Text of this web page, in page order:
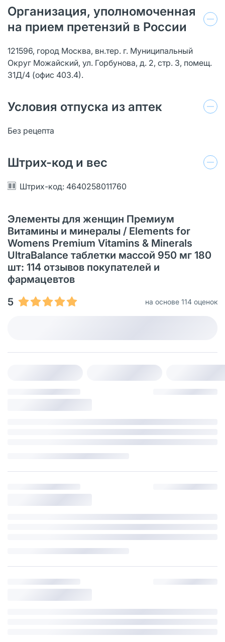
Организация, уполномоченная
на прием претензий в России
121596, город Москва, вн.тер. г. Муниципальный
Округ Можайский, ул. Горбунова, д. 2, стр. 3, помещ.
31Д/4 (офис 403.4).
Условия отпуска из аптек
Без рецепта
Штрих-код и вес
Штрих-код: 4640258011760
Элементы для женщин Премиум
Витамины и минералы / Elements for
Womens Premium Vitamins & Minerals
UltraBalance таблетки массой 950 мг 180
шт: 114 отзывов покупателей и
фармацевтов
5
на основе 114 оценок